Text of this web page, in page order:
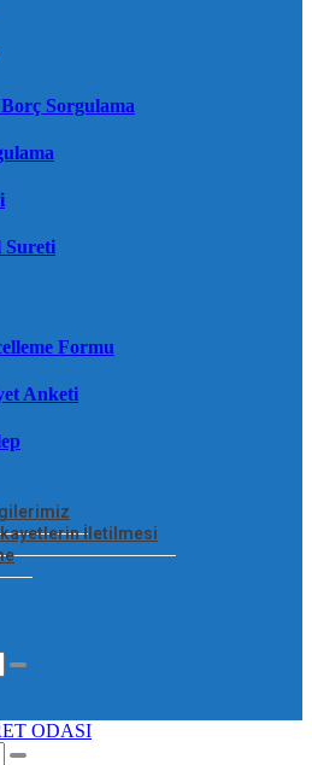
Sorgulama
Sureti
Formu
Anketi
İletilmesi